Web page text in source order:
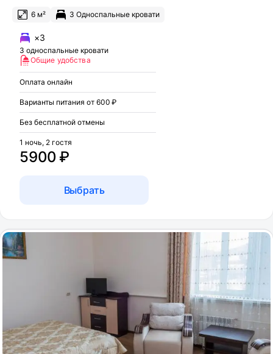
6 м² 3 Односпальные кровати
×3
3 односпальные кровати
Общие удобства
Оплата онлайн
Варианты питания от 600 ₽
Без бесплатной отмены
5900 ₽
1 ночь, 2 гостя
Выбрать